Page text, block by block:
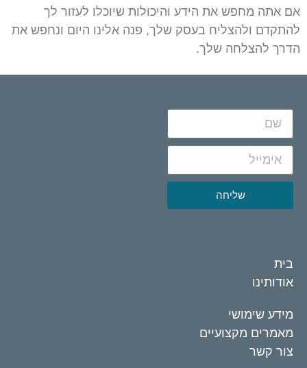
אם אתה מחפש את הידע והיכולות שיוכלו לעזור לך
להתקדם ולהצליח בעסק שלך, פנה אלינו היום ונחפש את
הדרך להצלחה שלך.
שליחה
בית
אודותינו
מידע שימושי
מאמרים מקצועיים
צור קשר